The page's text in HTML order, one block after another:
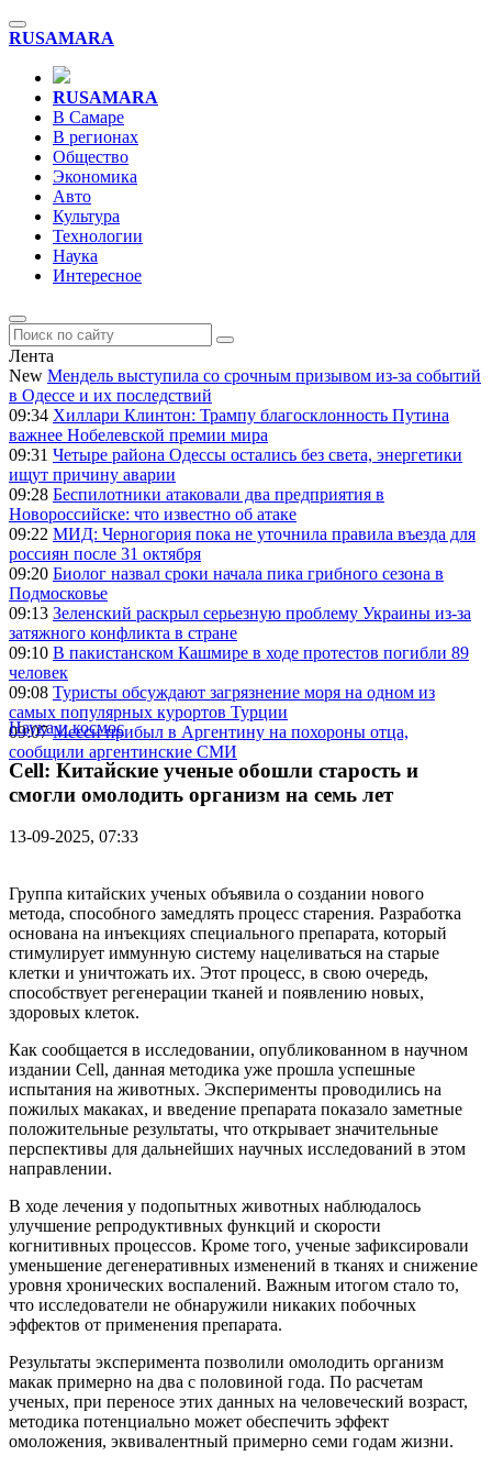
RUSAMARA
RUSAMARA
В Самаре
В регионах
Общество
Экономика
Авто
Культура
Технологии
Наука
Интересное
Лента
New Мендель выступила со срочным призывом из-за событий
в Одессе и их последствий
09:34 Хиллари Клинтон: Трампу благосклонность Путина
важнее Нобелевской премии мира
09:31 Четыре района Одессы остались без света, энергетики
ищут причину аварии
09:28 Беспилотники атаковали два предприятия в
Новороссийске: что известно об атаке
09:22 МИД: Черногория пока не уточнила правила въезда для
россиян после 31 октября
09:20 Биолог назвал сроки начала пика грибного сезона в
Подмосковье
09:13 Зеленский раскрыл серьезную проблему Украины из-за
затяжного конфликта в стране
09:10 В пакистанском Кашмире в ходе протестов погибли 89
человек
09:08 Туристы обсуждают загрязнение моря на одном из
самых популярных курортов Турции
09:07 Месси прибыл в Аргентину на похороны отца,
сообщили аргентинские СМИ
Наука и космос
Cell: Китайские ученые обошли старость и
смогли омолодить организм на семь лет
13-09-2025, 07:33
Группа китайских ученых объявила о создании нового
метода, способного замедлять процесс старения. Разработка
основана на инъекциях специального препарата, который
стимулирует иммунную систему нацеливаться на старые
клетки и уничтожать их. Этот процесс, в свою очередь,
способствует регенерации тканей и появлению новых,
здоровых клеток.
Как сообщается в исследовании, опубликованном в научном
издании Cell, данная методика уже прошла успешные
испытания на животных. Эксперименты проводились на
пожилых макаках, и введение препарата показало заметные
положительные результаты, что открывает значительные
перспективы для дальнейших научных исследований в этом
направлении.
В ходе лечения у подопытных животных наблюдалось
улучшение репродуктивных функций и скорости
когнитивных процессов. Кроме того, ученые зафиксировали
уменьшение дегенеративных изменений в тканях и снижение
уровня хронических воспалений. Важным итогом стало то,
что исследователи не обнаружили никаких побочных
эффектов от применения препарата.
Результаты эксперимента позволили омолодить организм
макак примерно на два с половиной года. По расчетам
ученых, при переносе этих данных на человеческий возраст,
методика потенциально может обеспечить эффект
омоложения, эквивалентный примерно семи годам жизни.